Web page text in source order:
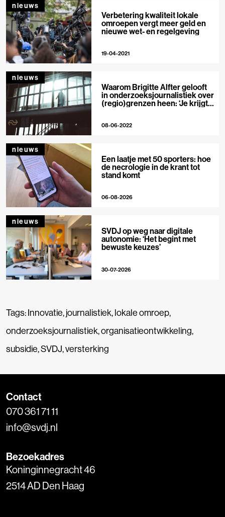
nieuws
Verbetering kwaliteit lokale
omroepen vergt meer geld en
nieuwe wet- en regelgeving
19-04-2021
nieuws
Waarom Brigitte Alfter gelooft
in onderzoeksjournalistiek over
(regio)grenzen heen: ‘Je krijgt
08-06-2022
nieuws
Een laatje met 50 sporters: hoe
de necrologie in de krant tot
stand komt
06-08-2026
nieuws
SVDJ op weg naar digitale
autonomie: ‘Het begint met
bewuste keuzes’
30-07-2026
Tags:Innovatie,journalistiek,lokale omroep,
onderzoeksjournalistiek,organisatieontwikkeling,
subsidie,SVDJ,versterking
Contact
070 361 71 11
info@svdj.nl
Bezoekadres
Koninginnegracht 46
2514 AD Den Haag